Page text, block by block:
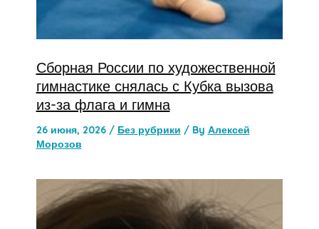
Сборная России по художественной
гимнастике снялась с Кубка вызова
из-за флага и гимна
26 июня, 2026 / Без рубрики / By Алексей
Морозов